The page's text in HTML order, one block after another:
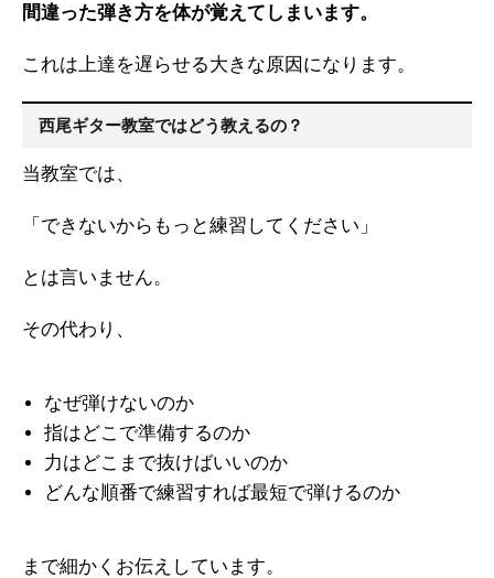
間違った弾き方を体が覚えてしまいます。
これは上達を遅らせる大きな原因になります。
西尾ギター教室ではどう教えるの？
当教室では、
「できないからもっと練習してください」
とは言いません。
その代わり、
なぜ弾けないのか
指はどこで準備するのか
力はどこまで抜けばいいのか
どんな順番で練習すれば最短で弾けるのか
まで細かくお伝えしています。